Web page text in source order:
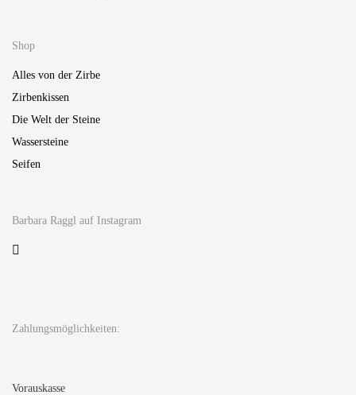
Shop
Alles von der Zirbe
Zirbenkissen
Die Welt der Steine
Wassersteine
Seifen
Barbara Raggl auf Instagram
Zahlungsmöglichkeiten:
Vorauskasse